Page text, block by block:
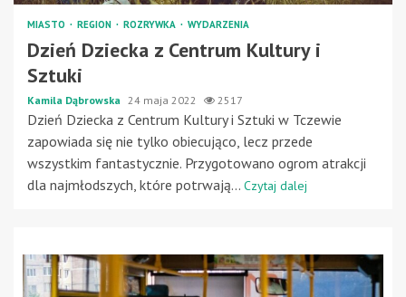
MIASTO REGION ROZRYWKA WYDARZENIA
Dzień Dziecka z Centrum Kultury i
Sztuki
Kamila Dąbrowska 24 maja 2022 2517
Dzień Dziecka z Centrum Kultury i Sztuki w Tczewie
zapowiada się nie tylko obiecująco, lecz przede
wszystkim fantastycznie. Przygotowano ogrom atrakcji
dla najmłodszych, które potrwają... Czytaj dalej